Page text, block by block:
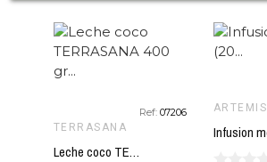
Ref: 07206
TERRASANA
Leche coco TERRASANA 400 gr BIO
ARTEMIS